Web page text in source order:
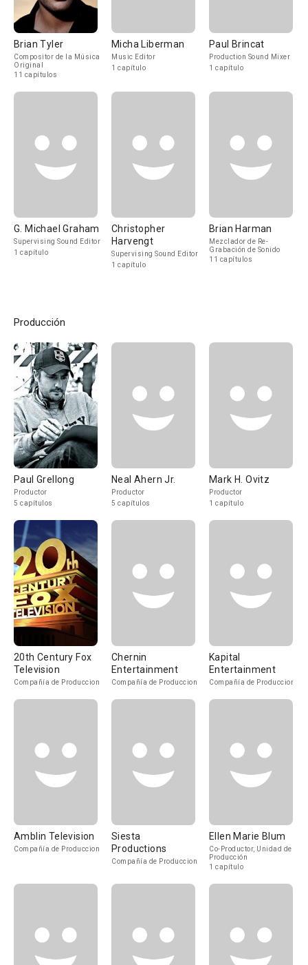
Brian Tyler
Compositor de la Música
Original
11 capítulos
Micha Liberman
Music Editor
1 capítulo
Paul Brincat
Production Sound Mixer
1 capítulo
G. Michael Graham
Supervising Sound Editor
1 capítulo
Christopher
Harvengt
Supervising Sound Editor
1 capítulo
Brian Harman
Mezclador de Re-
Grabación de Sonido
11 capítulos
Producción
Paul Grellong
Productor
5 capítulos
Neal Ahern Jr.
Productor
5 capítulos
Mark H. Ovitz
Productor
1 capítulo
20th Century Fox
Television
Compañía de Produccion
Chernin
Entertainment
Compañía de Produccion
Kapital
Entertainment
Compañía de Produccion
Amblin Television
Compañía de Produccion
Siesta
Productions
Compañía de Produccion
Ellen Marie Blum
Co-Productor, Unidad de
Producción
1 capítulo